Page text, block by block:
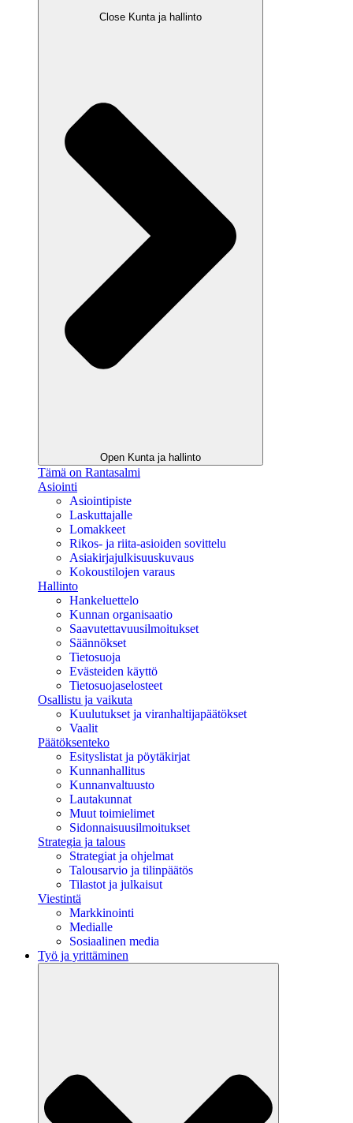
Close Kunta ja hallinto
Open Kunta ja hallinto
Tämä on Rantasalmi
Asiointi
Asiointipiste
Laskuttajalle
Lomakkeet
Rikos- ja riita-asioiden sovittelu
Asiakirjajulkisuuskuvaus
Kokoustilojen varaus
Hallinto
Hankeluettelo
Kunnan organisaatio
Saavutettavuusilmoitukset
Säännökset
Tietosuoja
Evästeiden käyttö
Tietosuojaselosteet
Osallistu ja vaikuta
Kuulutukset ja viranhaltijapäätökset
Vaalit
Päätöksenteko
Esityslistat ja pöytäkirjat
Kunnanhallitus
Kunnanvaltuusto
Lautakunnat
Muut toimielimet
Sidonnaisuusilmoitukset
Strategia ja talous
Strategiat ja ohjelmat
Talousarvio ja tilinpäätös
Tilastot ja julkaisut
Viestintä
Markkinointi
Medialle
Sosiaalinen media
Työ ja yrittäminen